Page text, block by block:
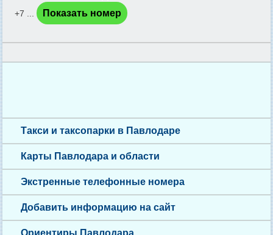
+7 ...
Показать номер
Такси и таксопарки в Павлодаре
Карты Павлодара и области
Экстренные телефонные номера
Добавить информацию на сайт
Ориентиры Павлодара